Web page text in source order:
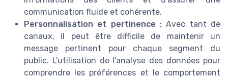
communication fluide et cohérente.
Personnalisation et pertinence : Avec tant de
canaux, il peut être difficile de maintenir un
message pertinent pour chaque segment du
public. L'utilisation de l'analyse des données pour
comprendre les préférences et le comportement